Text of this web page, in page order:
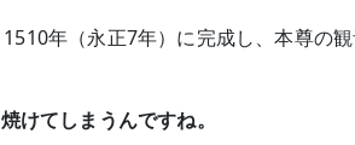
年（永正7年）に完成し、本尊の
けてしまうんですね。